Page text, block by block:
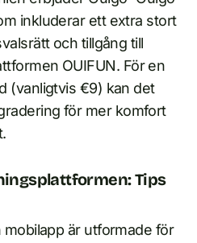
inkluderar ett extra stort
och tillgång till
OUIFUN. För en
(vanligtvis €9) kan det
för mer komfort
Tips
är utformade för